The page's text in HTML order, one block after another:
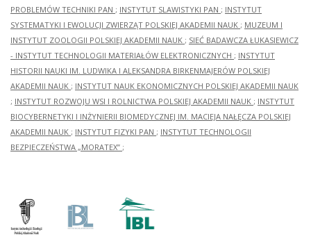
PROBLEMÓW TECHNIKI PAN ; INSTYTUT SLAWISTYKI PAN ; INSTYTUT
SYSTEMATYKI I EWOLUCJI ZWIERZĄT POLSKIEJ AKADEMII NAUK ; MUZEUM I
INSTYTUT ZOOLOGII POLSKIEJ AKADEMII NAUK ; SIEĆ BADAWCZA ŁUKASIEWICZ
- INSTYTUT TECHNOLOGII MATERIAŁÓW ELEKTRONICZNYCH ; INSTYTUT
HISTORII NAUKI IM. LUDWIKA I ALEKSANDRA BIRKENMAJERÓW POLSKIEJ
AKADEMII NAUK ; INSTYTUT NAUK EKONOMICZNYCH POLSKIEJ AKADEMII NAUK
; INSTYTUT ROZWOJU WSI I ROLNICTWA POLSKIEJ AKADEMII NAUK ; INSTYTUT
BIOCYBERNETYKI I INŻYNIERII BIOMEDYCZNEJ IM. MACIEJA NAŁĘCZA POLSKIEJ
AKADEMII NAUK ; INSTYTUT FIZYKI PAN ; INSTYTUT TECHNOLOGII
BEZPIECZEŃSTWA „MORATEX” ;